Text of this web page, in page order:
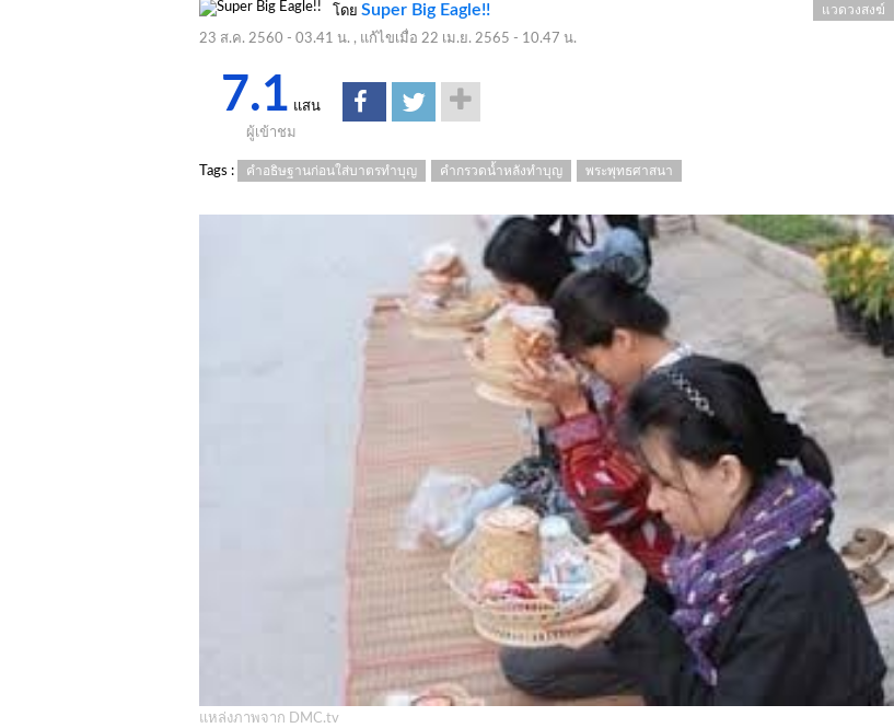
โดย Super Big Eagle!!
23 ส.ค. 2560 - 03.41 น. , แก้ไขเมื่อ 22 เม.ย. 2565 - 10.47 น.
แวดวงสงฆ์
7.1 แสน
ผู้เข้าชม
Tags : คำอธิษฐานก่อนใส่บาตรทำบุญ คำกรวดน้ำหลังทำบุญ พระพุทธศาสนา
แหล่งภาพจาก DMC.tv